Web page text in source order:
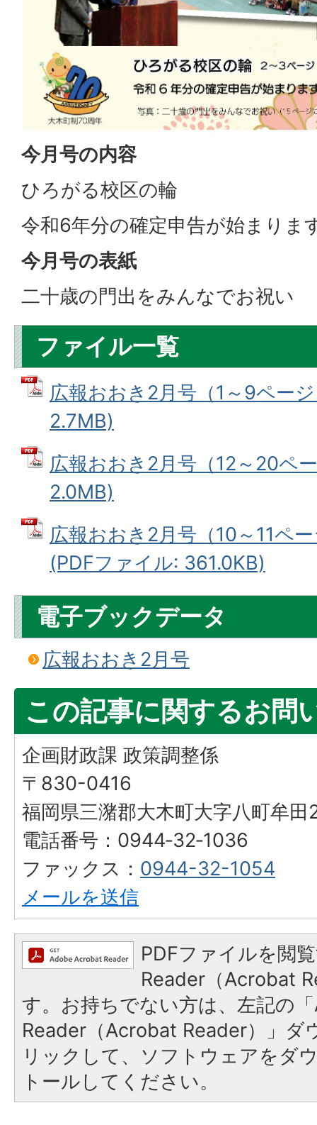
今月号の内容
ひろがる校区の輪
令和6年分の確定申告が始まりま
今月号の表紙
二十歳の門出をみんなでお祝い
ファイル一覧
広報おおき2月号（1～9ペー
2.7MB)
広報おおき2月号（12～20ペ
2.0MB)
広報おおき2月号（10～11ペ
(PDFファイル: 361.0KB)
電子ブックデータ
広報おおき2月号
この記事に関するお問
企画財政課 政策調整係
〒830-0416
福岡県三潴郡大木町大字八町牟
電話番号：0944‐32‐1036
ファックス： 0944-32-1054
メールを送信
PDFファイルを閲
Reader（Acrobat
す。お持ちでない方は、左記の
Reader（Acrobat Reader）」ダ
リックして、ソフトウェアをダ
トールしてください。